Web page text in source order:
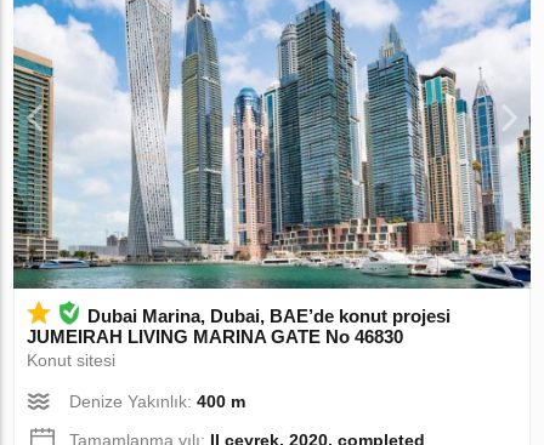
Dubai Marina, Dubai, BAE’de konut projesi
JUMEIRAH LIVING MARINA GATE No 46830
Konut sitesi
Denize Yakınlık:400 m
Tamamlanma yılı: II çeyrek, 2020, completed